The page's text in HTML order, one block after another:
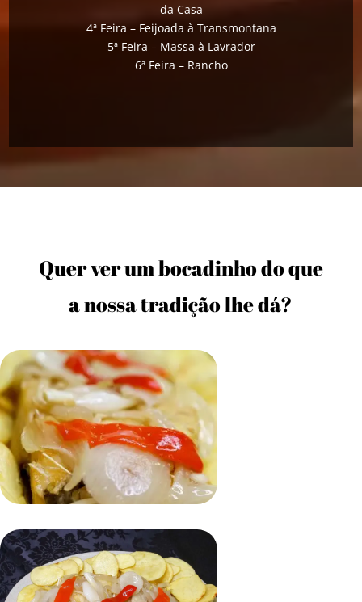
da Casa
4ª Feira – Feijoada à Transmontana
5ª Feira – Massa à Lavrador
6ª Feira – Rancho
Quer ver um bocadinho do que
a nossa tradição lhe dá?